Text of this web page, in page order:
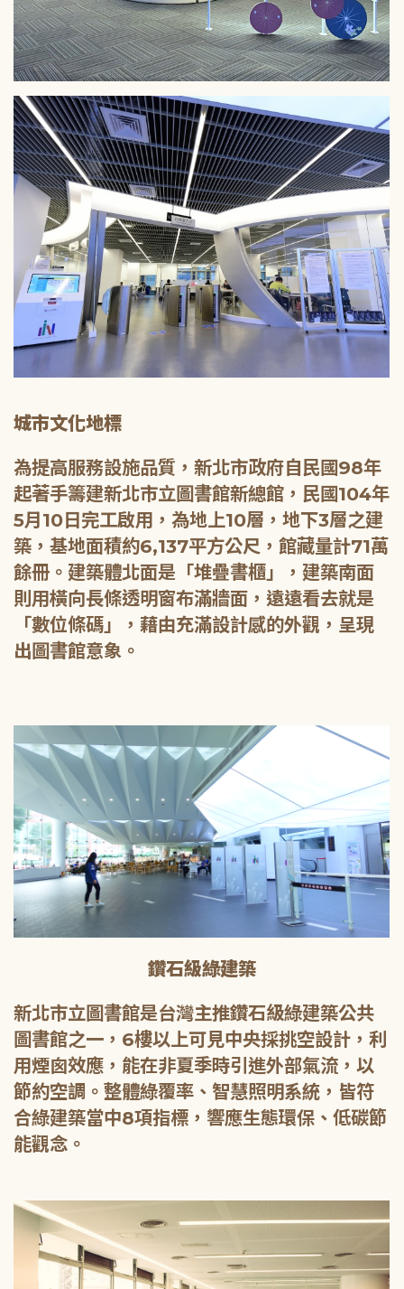
城市文化地標
為提高服務設施品質，新北市政府自民國98年
起著手籌建新北市立圖書館新總館，民國104年
5月10日完工啟用，為地上10層，地下3層之建
築，基地面積約6,137平方公尺，館藏量計71萬
餘冊。建築體北面是「堆疊書櫃」，建築南面
則用橫向長條透明窗布滿牆面，遠遠看去就是
「數位條碼」，藉由充滿設計感的外觀，呈現
出圖書館意象。
鑽石級綠建築
新北市立圖書館是台灣主推鑽石級綠建築公共
圖書館之一，6樓以上可見中央採挑空設計，利
用煙囪效應，能在非夏季時引進外部氣流，以
節約空調。整體綠覆率、智慧照明系統，皆符
合綠建築當中8項指標，響應生態環保、低碳節
能觀念。